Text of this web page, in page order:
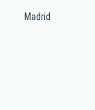
Madrid